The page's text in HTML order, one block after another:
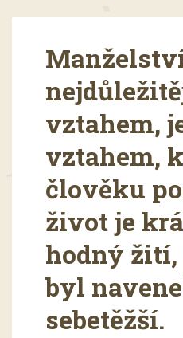
vztahem,
vztahem,
člověku
život je
hodný
byl
sebetěžší.